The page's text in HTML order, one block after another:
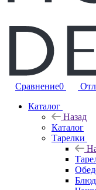
Сравнение0
Каталог
Назад
Каталог
Тарелки